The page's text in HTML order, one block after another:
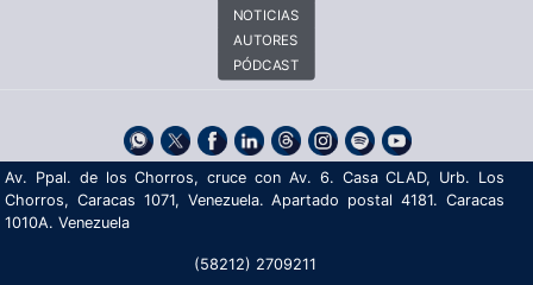
NOTICIAS
AUTORES
PÓDCAST
Av. Ppal. de los Chorros, cruce con Av. 6. Casa CLAD, Urb. Los
Chorros, Caracas 1071, Venezuela. Apartado postal 4181. Caracas
1010A. Venezuela
(58212) 2709211